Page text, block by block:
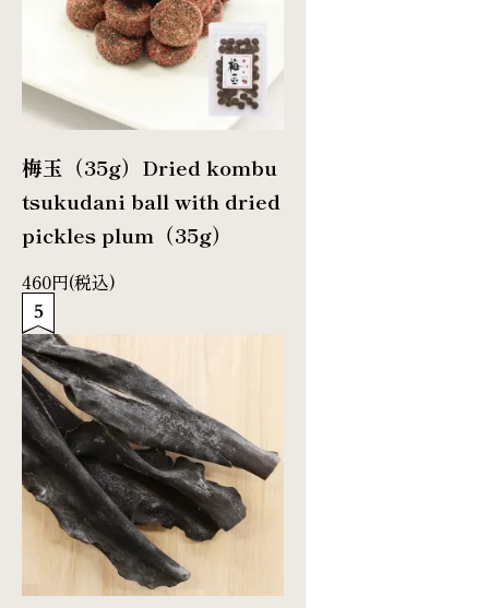
梅玉（35g） Dried kombu
tsukudani ball with dried
pickles plum（35g）
460円(税込)